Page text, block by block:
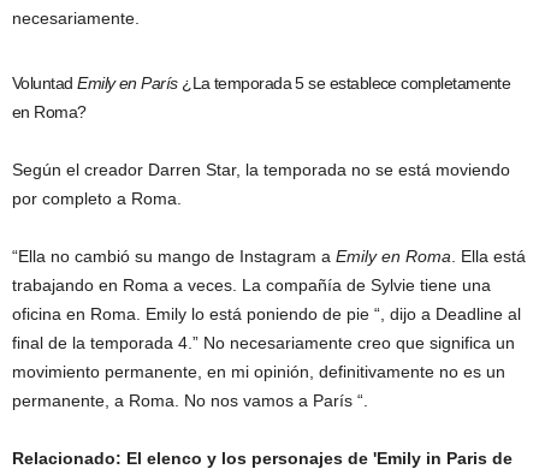
necesariamente.
VoluntadEmily en París¿La temporada 5 se establece completamente
en Roma?
Según el creador Darren Star, la temporada no se está moviendo
por completo a Roma.
“Ella no cambió su mango de Instagram a Emily en Roma . Ella está
trabajando en Roma a veces. La compañía de Sylvie tiene una
oficina en Roma. Emily lo está poniendo de pie “, dijo a Deadline al
final de la temporada 4.” No necesariamente creo que significa un
movimiento permanente, en mi opinión, definitivamente no es un
permanente, a Roma. No nos vamos a París “.
Relacionado: El elenco y los personajes de 'Emily in Paris de